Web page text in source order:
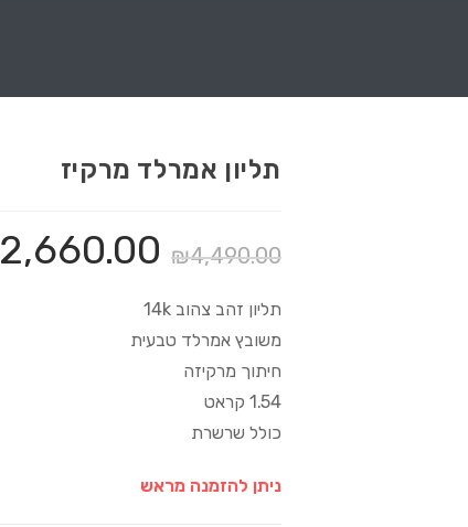
תליון אמרלד מרקיז
₪4,490.00
2,660.00
תליון זהב צהוב 14k
משובץ אמרלד טבעית
חיתוך מרקיזה
1.54 קראט
כולל שרשרת
ניתן להזמנה מראש